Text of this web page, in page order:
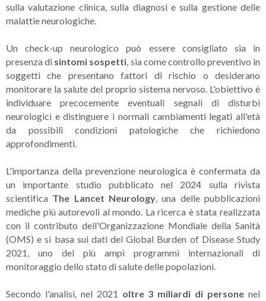
sulla valutazione clinica, sulla diagnosi e sulla gestione delle
malattie neurologiche.
Un check-up neurologico può essere consigliato sia in
presenza di sintomi sospetti, sia come controllo preventivo in
soggetti che presentano fattori di rischio o desiderano
monitorare la salute del proprio sistema nervoso. L'obiettivo è
individuare precocemente eventuali segnali di disturbi
neurologici e distinguere i normali cambiamenti legati all'età
da possibili condizioni patologiche che richiedono
approfondimenti.
L'importanza della prevenzione neurologica è confermata da
un importante studio pubblicato nel 2024 sulla rivista
scientifica The Lancet Neurology, una delle pubblicazioni
mediche più autorevoli al mondo. La ricerca è stata realizzata
con il contributo dell'Organizzazione Mondiale della Sanità
(OMS) e si basa sui dati del Global Burden of Disease Study
2021, uno dei più ampi programmi internazionali di
monitoraggio dello stato di salute delle popolazioni.
Secondo l'analisi, nel 2021 oltre 3 miliardi di persone nel